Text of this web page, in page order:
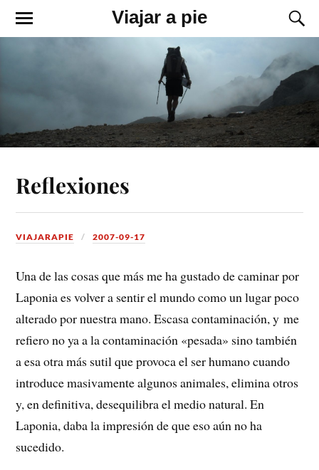
Viajar a pie
Reflexiones
VIAJARAPIE 2007-09-17
Una de las cosas que más me ha gustado de caminar por
Laponia es volver a sentir el mundo como un lugar poco
alterado por nuestra mano. Escasa contaminación, y me
refiero no ya a la contaminación «pesada» sino también
a esa otra más sutil que provoca el ser humano cuando
introduce masivamente algunos animales, elimina otros
y, en definitiva, desequilibra el medio natural. En
Laponia, daba la impresión de que eso aún no ha
sucedido.